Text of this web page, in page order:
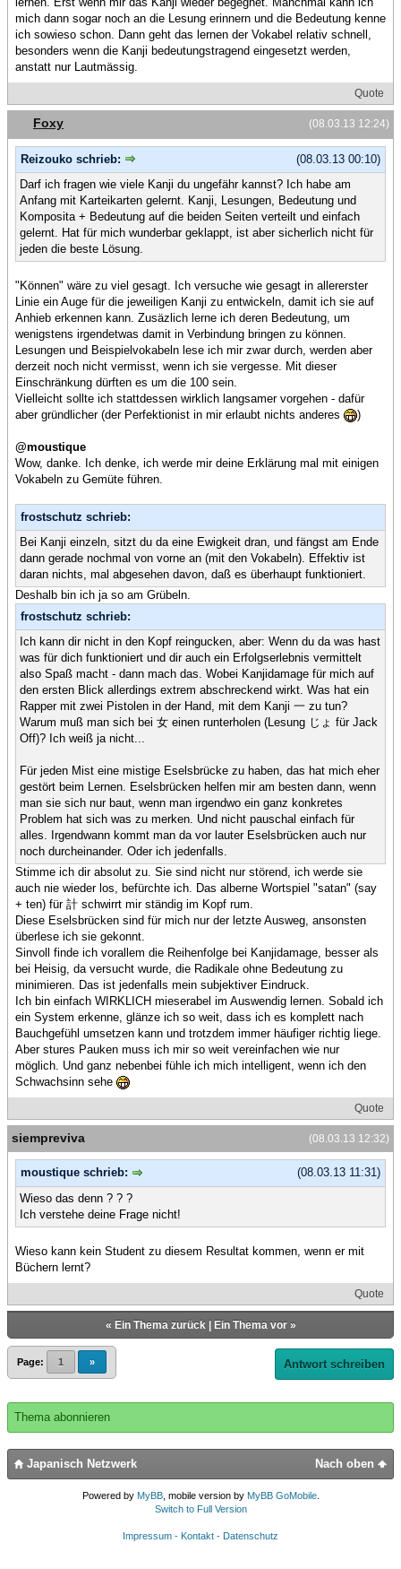
mich dann sogar noch an die Lesung erinnern und die Bedeutung kenne
ich sowieso schon. Dann geht das lernen der Vokabel relativ schnell,
besonders wenn die Kanji bedeutungstragend eingesetzt werden,
anstatt nur Lautmässig.
Quote
(08.03.13 12:24)
Foxy
(08.03.13 00:10)
Reizouko schrieb:
Darf ich fragen wie viele Kanji du ungefähr kannst? Ich habe am
Anfang mit Karteikarten gelernt. Kanji, Lesungen, Bedeutung und
Komposita + Bedeutung auf die beiden Seiten verteilt und einfach
gelernt. Hat für mich wunderbar geklappt, ist aber sicherlich nicht für
jeden die beste Lösung.
"Können" wäre zu viel gesagt. Ich versuche wie gesagt in allererster
Linie ein Auge für die jeweiligen Kanji zu entwickeln, damit ich sie auf
Anhieb erkennen kann. Zusäzlich lerne ich deren Bedeutung, um
wenigstens irgendetwas damit in Verbindung bringen zu können.
Lesungen und Beispielvokabeln lese ich mir zwar durch, werden aber
derzeit noch nicht vermisst, wenn ich sie vergesse. Mit dieser
Einschränkung dürften es um die 100 sein.
Vielleicht sollte ich stattdessen wirklich langsamer vorgehen - dafür
aber gründlicher (der Perfektionist in mir erlaubt nichts anderes
)
@moustique
Wow, danke. Ich denke, ich werde mir deine Erklärung mal mit einigen
Vokabeln zu Gemüte führen.
frostschutz schrieb:
Bei Kanji einzeln, sitzt du da eine Ewigkeit dran, und fängst am Ende
dann gerade nochmal von vorne an (mit den Vokabeln). Effektiv ist
daran nichts, mal abgesehen davon, daß es überhaupt funktioniert.
Deshalb bin ich ja so am Grübeln.
frostschutz schrieb:
Ich kann dir nicht in den Kopf reingucken, aber: Wenn du da was hast
was für dich funktioniert und dir auch ein Erfolgserlebnis vermittelt
also Spaß macht - dann mach das. Wobei Kanjidamage für mich auf
den ersten Blick allerdings extrem abschreckend wirkt. Was hat ein
Rapper mit zwei Pistolen in der Hand, mit dem Kanji 一 zu tun?
Warum muß man sich bei 女 einen runterholen (Lesung じょ für Jack
Off)? Ich weiß ja nicht...
Für jeden Mist eine mistige Eselsbrücke zu haben, das hat mich eher
gestört beim Lernen. Eselsbrücken helfen mir am besten dann, wenn
man sie sich nur baut, wenn man irgendwo ein ganz konkretes
Problem hat sich was zu merken. Und nicht pauschal einfach für
alles. Irgendwann kommt man da vor lauter Eselsbrücken auch nur
noch durcheinander. Oder ich jedenfalls.
Stimme ich dir absolut zu. Sie sind nicht nur störend, ich werde sie
auch nie wieder los, befürchte ich. Das alberne Wortspiel "satan" (say
+ ten) für 計 schwirrt mir ständig im Kopf rum.
Diese Eselsbrücken sind für mich nur der letzte Ausweg, ansonsten
überlese ich sie gekonnt.
Sinvoll finde ich vorallem die Reihenfolge bei Kanjidamage, besser als
bei Heisig, da versucht wurde, die Radikale ohne Bedeutung zu
minimieren. Das ist jedenfalls mein subjektiver Eindruck.
Ich bin einfach WIRKLICH mieserabel im Auswendig lernen. Sobald ich
ein System erkenne, glänze ich so weit, dass ich es komplett nach
Bauchgefühl umsetzen kann und trotzdem immer häufiger richtig liege.
Aber stures Pauken muss ich mir so weit vereinfachen wie nur
möglich. Und ganz nebenbei fühle ich mich intelligent, wenn ich den
Schwachsinn sehe
Quote
(08.03.13 12:32)
siempreviva
(08.03.13 11:31)
moustique schrieb:
Wieso das denn ? ? ?
Ich verstehe deine Frage nicht!
Wieso kann kein Student zu diesem Resultat kommen, wenn er mit
Büchern lernt?
Quote
« Ein Thema zurück| Ein Thema vor»
Page: 1 » Antwort schreiben
Thema abonnieren
Nach oben
Japanisch Netzwerk
Powered by MyBB, mobile version by MyBB GoMobile.
Switch to Full Version
Impressum - Kontakt - Datenschutz